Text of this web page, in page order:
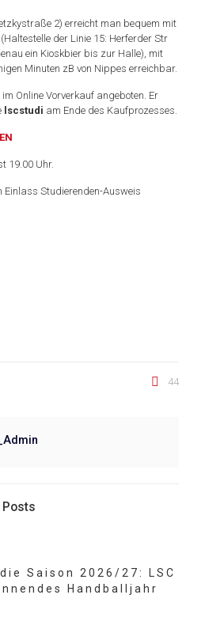
2) erreicht man bequem mit
der Linie 15: Herferder Str
ein Kioskbier bis zur Halle), mit
Minuten zB von Nippes erreichbar.
Online Vorverkauf angeboten. Er
lscstudi am Ende des Kaufprozesses.
19.00 Uhr.
Studierenden-Ausweis
44
Saison 2026/27: LSC
Handballjahr